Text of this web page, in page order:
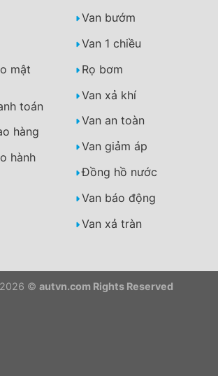
mật
toán
hàng
hành
Van bướm
Van 1 chiều
Rọ bơm
Van xả khí
Van an toàn
Van giảm áp
Đồng hồ nước
Van báo động
Van xả tràn
© autvn.com Rights Reserved